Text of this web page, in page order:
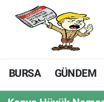
BURSA GÜNDEM